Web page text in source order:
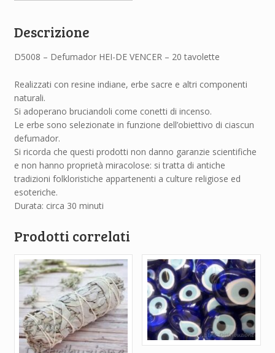
Descrizione
D5008 – Defumador HEI-DE VENCER – 20 tavolette
Realizzati con resine indiane, erbe sacre e altri componenti
naturali.
Si adoperano bruciandoli come conetti di incenso.
Le erbe sono selezionate in funzione dell’obiettivo di ciascun
defumador.
Si ricorda che questi prodotti non danno garanzie scientifiche
e non hanno proprietà miracolose: si tratta di antiche
tradizioni folkloristiche appartenenti a culture religiose ed
esoteriche.
Durata: circa 30 minuti
Prodotti correlati